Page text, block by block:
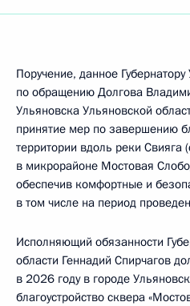
Поручение, данное
по обращению Долгова
Ульяновска Ульяновской
принятие мер по завершению
территории вдоль реки Свияга
в микрорайоне Мостовая
обеспечив комфортные и
в том числе на период
Исполняющий обязанности
области Геннадий Спирчагов
в 2026 году в городе
благоустройство сквера